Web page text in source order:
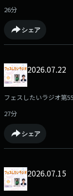
26分
シェア
フェスしたいラジオ第
27分
シェア